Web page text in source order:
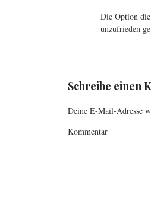
Die Option
unzufrieden
Schreibe einen
Deine E-Mail-Adresse
Kommentar